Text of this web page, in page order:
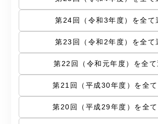
第24回（令和3年度）を全て
第23回（令和2年度）を全て
第22回（令和元年度）を全て
第21回（平成30年度）を全て
第20回（平成29年度）を全て